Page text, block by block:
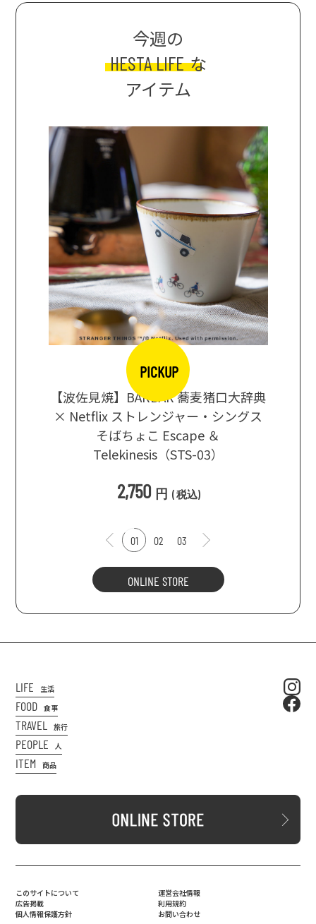
今週の
HESTA LIFE な
アイテム
PICKUP
【波佐見焼】BARBAR 蕎麦猪口大辞典
× Netflix ストレンジャー・シングス
そばちょこ Escape ＆
Telekinesis（STS-03）
2,750 円 (税込)
01 02 03
ONLINE STORE
LIFE 生活
FOOD 食事
TRAVEL 旅行
PEOPLE 人
ITEM 商品
このサイトについて
広告掲載
個人情報保護方針
運営会社情報
利用規約
お問い合わせ